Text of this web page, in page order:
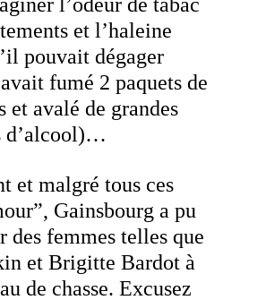
et l’haleine
pouvait dégager
fumé 2 paquets de
et avalé de grandes
d’alcool)…
et malgré tous ces
Gainsbourg a pu
des femmes telles que
et Brigitte Bardot à
de chasse. Excusez